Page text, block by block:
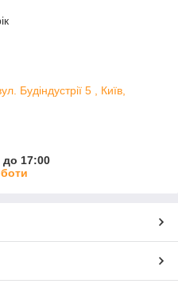
Будіндустрії 5 , Київ,
до 17:00